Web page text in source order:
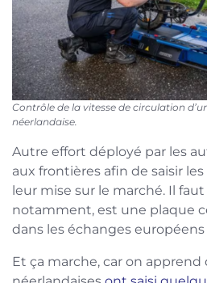
Contrôle de la vitesse de circulation
néerlandaise.
Autre effort déployé par les
aux frontières afin de saisir
leur mise sur le marché. Il
notamment, est une plaque
dans les échanges européens
Et ça marche, car on